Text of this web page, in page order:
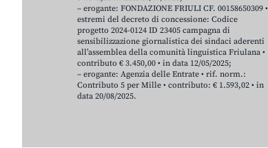
– erogante: FONDAZIONE FRIULI CF. 00158650309 •
estremi del decreto di concessione: Codice
progetto 2024-0124 ID 23405 campagna di
sensibilizzazione giornalistica dei sindaci aderenti
all’assemblea della comunità linguistica Friulana •
contributo € 3.450,00 • in data 12/05/2025;
– erogante: Agenzia delle Entrate • rif. norm.:
Contributo 5 per Mille • contributo: € 1.593,02 • in
data 20/08/2025.